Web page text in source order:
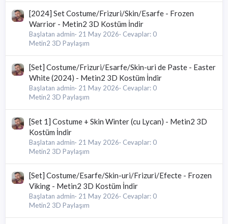
[2024] Set Costume/Frizuri/Skin/Esarfe - Frozen
Warrior - Metin2 3D Kostüm İndir
Başlatan admin 21 May 2026 Cevaplar: 0
Metin2 3D Paylaşım
[Set] Costume/Frizuri/Esarfe/Skin-uri de Paste - Easter
White (2024) - Metin2 3D Kostüm İndir
Başlatan admin 21 May 2026 Cevaplar: 0
Metin2 3D Paylaşım
[Set 1] Costume + Skin Winter (cu Lycan) - Metin2 3D
Kostüm İndir
Başlatan admin 21 May 2026 Cevaplar: 0
Metin2 3D Paylaşım
[Set] Costume/Esarfe/Skin-uri/Frizuri/Efecte - Frozen
Viking - Metin2 3D Kostüm İndir
Başlatan admin 21 May 2026 Cevaplar: 0
Metin2 3D Paylaşım